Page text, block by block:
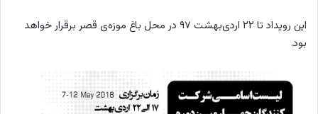
این رویداد تا ۲۲ اردی‌بهشت ۹۷ در محل باغ موزه‌ی قصر برقرار خواهد
بود.